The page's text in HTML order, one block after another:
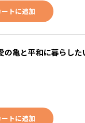
ートに追加
亀と平和に暮らした
ートに追加